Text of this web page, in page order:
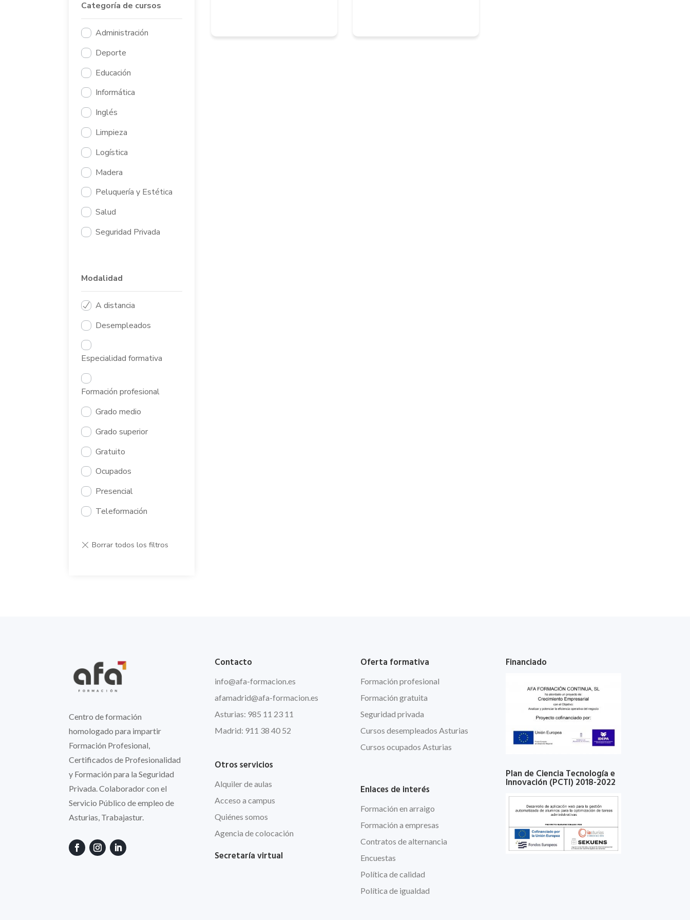
Categoría de cursos
Administración
Deporte
Educación
Informática
Inglés
Limpieza
Logística
Madera
Peluquería y Estética
Salud
Seguridad Privada
Modalidad
A distancia
Desempleados
Especialidad formativa
Formación profesional
Grado medio
Grado superior
Gratuito
Ocupados
Presencial
Teleformación
Centro de formación
homologado para impartir
Formación Profesional,
Certificados de Profesionalidad
y Formación para la Seguridad
Privada. Colaborador con el
Servicio Público de empleo de
Asturias, Trabajastur.
Contacto
info@afa-formacion.es
afamadrid@afa-formacion.es
Asturias: 985 11 23 11
Madrid: 911 38 40 52
Otros servicios
Alquiler de aulas
Acceso a campus
Quiénes somos
Agencia de colocación
Secretaría virtual
Oferta formativa
Formación profesional
Formación gratuita
Seguridad privada
Cursos desempleados Asturias
Cursos ocupados Asturias
Enlaces de interés
Formación en arraigo
Formación a empresas
Contratos de alternancia
Encuestas
Política de calidad
Política de igualdad
Financiado
Plan de Ciencia Tecnología e
Innovación (PCTI) 2018-2022